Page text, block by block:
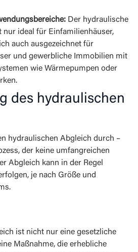
Der hydraulische
ideal für Einfamilienhäuser,
auch ausgezeichnet für
und gewerbliche Immobilien mit
wie Wärmepumpen oder
des hydraulischen
hydraulischen Abgleich durch –
der keine umfangreichen
Abgleich kann in der Regel
je nach Größe und
ist nicht nur eine gesetzliche
Maßnahme, die erhebliche